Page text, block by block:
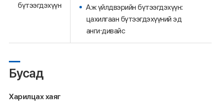
бүтээгдэхүүн
Аж үйлдвэрийн бүтээгдэхүүн:
цахилгаан бүтээгдэхүүний эд
анги⋅дивайс
Бусад
Харилцах хаяг